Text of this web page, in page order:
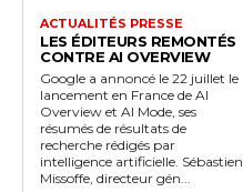
ACTUALITÉS PRESSE
LES ÉDITEURS REMONTÉS
CONTRE AI OVERVIEW
Google a annoncé le 22 juillet le
lancement en France de AI
Overview et AI Mode, ses
résumés de résultats de
recherche rédigés par
intelligence artificielle. Sébastien
Missoffe, directeur gén...